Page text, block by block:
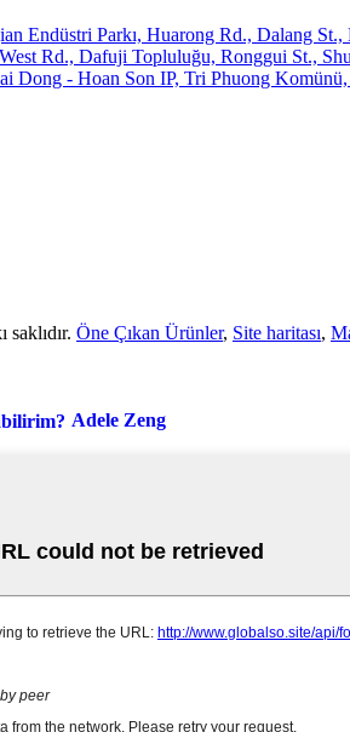
Endüstri Parkı, Huarong Rd., Dalang
Rd., Dafuji Topluluğu, Ronggui St.,
Dong - Hoan Son IP, Tri Phuong
Öne Çıkan Ürünler, Site haritası,
Adele Zeng